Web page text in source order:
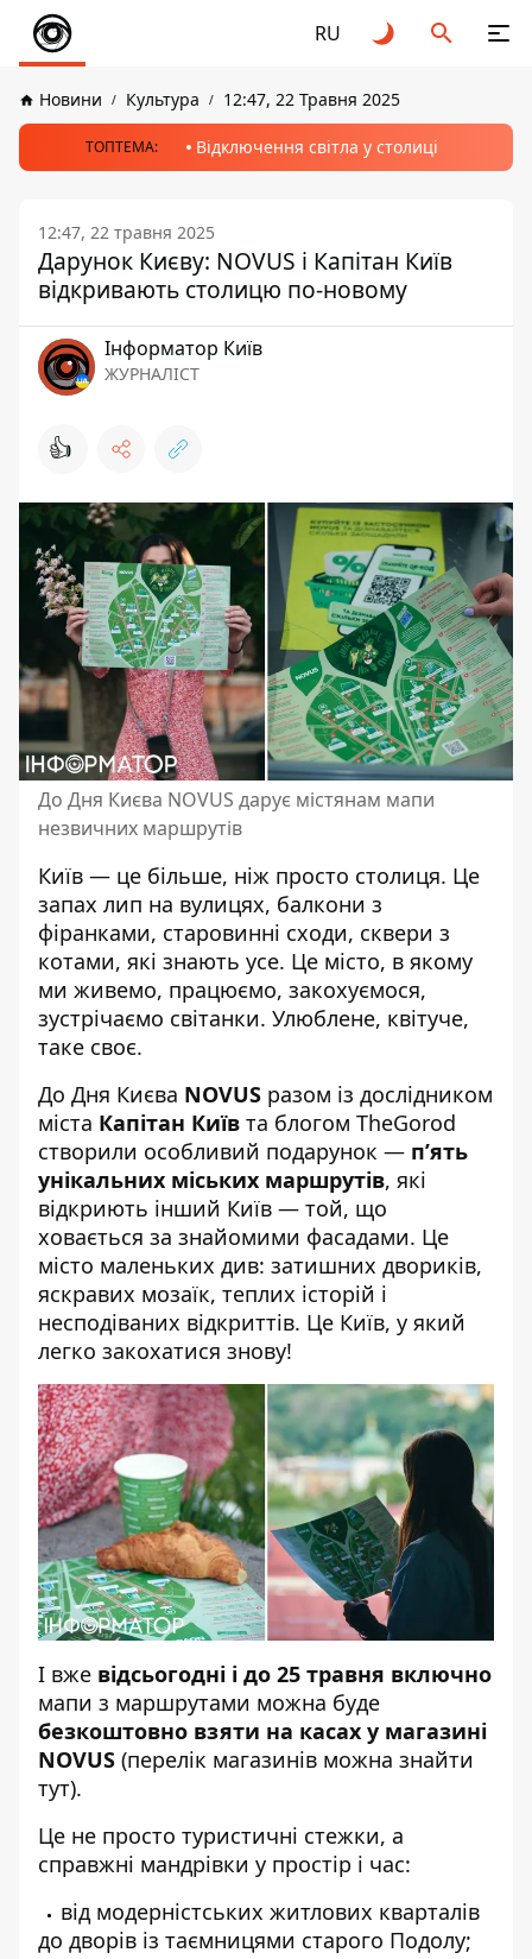
RU
Новини Культура 12:47, 22 Травня 2025
ТОПТЕМА: Відключення світла у столиці
12:47, 22 травня 2025
Дарунок Києву: NOVUS і Капітан Київ
відкривають столицю по-новому
Інформатор Київ
ЖУРНАЛІСТ
👍
До Дня Києва NOVUS дарує містянам мапи
незвичних маршрутів
Київ — це більше, ніж просто столиця. Це
запах лип на вулицях, балкони з
фіранками, старовинні сходи, сквери з
котами, які знають усе. Це місто, в якому
ми живемо, працюємо, закохуємося,
зустрічаємо світанки. Улюблене, квітуче,
таке своє.
До Дня Києва NOVUS разом із дослідником
міста Капітан Київ та блогом TheGorod
створили особливий подарунок — п’ять
унікальних міських маршрутів, які
відкриють інший Київ — той, що
ховається за знайомими фасадами. Це
місто маленьких див: затишних двориків,
яскравих мозаїк, теплих історій і
несподіваних відкриттів. Це Київ, у який
легко закохатися знову!
І вже відсьогодні і до 25 травня включно
мапи з маршрутами можна буде
безкоштовно взяти на касах у магазині
NOVUS (перелік магазинів можна знайти
тут).
Це не просто туристичні стежки, а
справжні мандрівки у простір і час:
від модерністських житлових кварталів
до дворів із таємницями старого Подолу;